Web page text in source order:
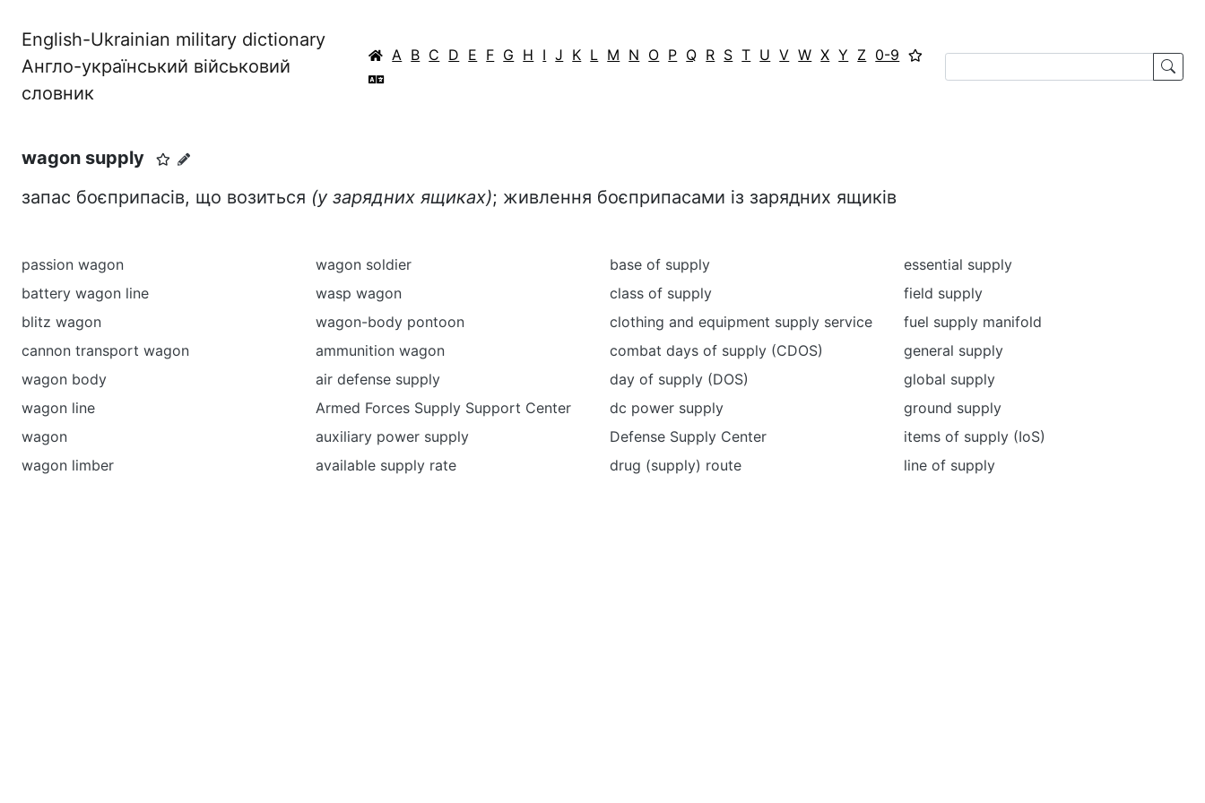
English-Ukrainian military dictionary
Англо-український військовий
словник
A B C D E F G H I J K L M N O P Q R S T U V W X Y Z 0-9
wagon supply
запас боєприпасів, що возиться (у зарядних ящиках); живлення боєприпасами із зарядних ящиків
passion wagon
battery wagon line
blitz wagon
cannon transport wagon
wagon body
wagon line
wagon
wagon limber
wagon soldier
wasp wagon
wagon-body pontoon
ammunition wagon
air defense supply
Armed Forces Supply Support Center
auxiliary power supply
available supply rate
base of supply
class of supply
clothing and equipment supply service
combat days of supply (CDOS)
day of supply (DOS)
dc power supply
Defense Supply Center
drug (supply) route
essential supply
field supply
fuel supply manifold
general supply
global supply
ground supply
items of supply (IoS)
line of supply